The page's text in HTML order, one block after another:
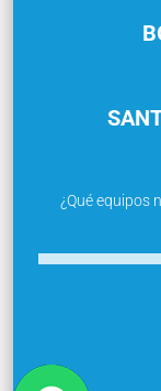
¿Qué equipos